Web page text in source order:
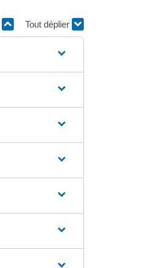
Tout déplier